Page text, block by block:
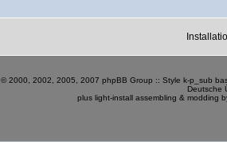
© 2000, 2002, 2005, 2007 phpBB Group :: Style k-p_sub
Deutsche
plus light-install assembling & modding